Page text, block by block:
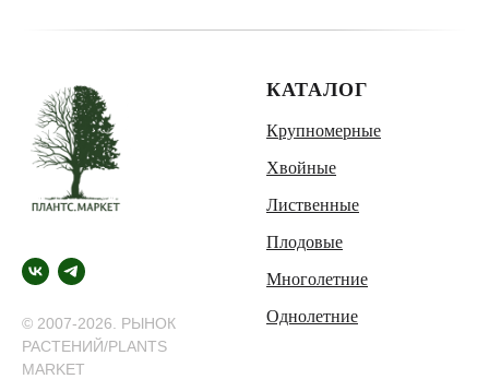
© 2007-2026. РЫНОК
РАСТЕНИЙ/PLANTS
MARKET
КАТАЛОГ
Крупномерные
Хвойные
Лиственные
Плодовые
Многолетние
Однолетние